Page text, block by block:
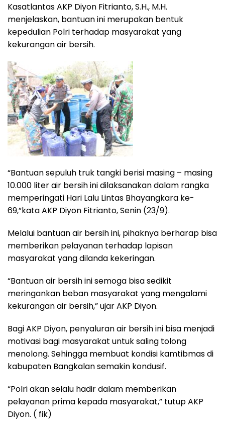
Kasatlantas AKP Diyon Fitrianto, S.H., M.H.
menjelaskan, bantuan ini merupakan bentuk
kepedulian Polri terhadap masyarakat yang
kekurangan air bersih.
“Bantuan sepuluh truk tangki berisi masing – masing
10.000 liter air bersih ini dilaksanakan dalam rangka
memperingati Hari Lalu Lintas Bhayangkara ke-
69,”kata AKP Diyon Fitrianto, Senin (23/9).
Melalui bantuan air bersih ini, pihaknya berharap bisa
memberikan pelayanan terhadap lapisan
masyarakat yang dilanda kekeringan.
“Bantuan air bersih ini semoga bisa sedikit
meringankan beban masyarakat yang mengalami
kekurangan air bersih,” ujar AKP Diyon.
Bagi AKP Diyon, penyaluran air bersih ini bisa menjadi
motivasi bagi masyarakat untuk saling tolong
menolong. Sehingga membuat kondisi kamtibmas di
kabupaten Bangkalan semakin kondusif.
“Polri akan selalu hadir dalam memberikan
pelayanan prima kepada masyarakat,” tutup AKP
Diyon. ( fik)